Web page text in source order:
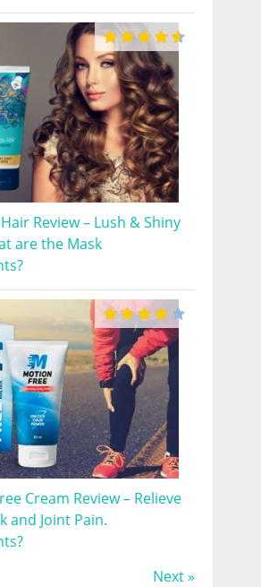
Review – Lush & Shiny
are the Mask
Cream Review – Relieve
and Joint Pain.
Next »